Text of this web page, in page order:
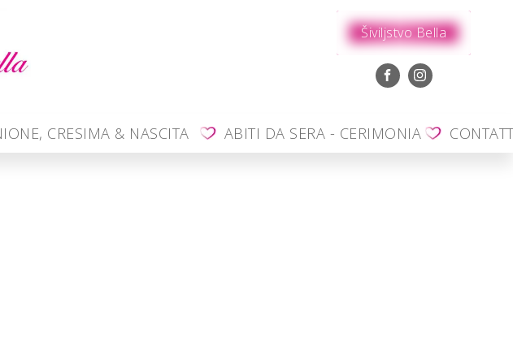
Šiviljstvo Bella
CRESIMA & NASCITA ABITI DA SERA - CERIMONIA